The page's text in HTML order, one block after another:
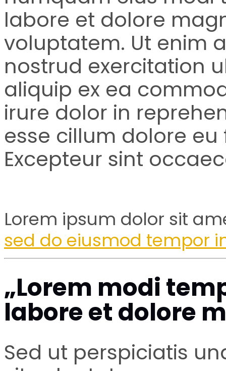
labore et dolore
voluptatem. Ut enim
nostrud exercitation
aliquip ex ea
irure dolor in
esse cillum dolore
Excepteur sint
Lorem ipsum dolor sit
sed do eiusmod tempor
„Lorem modi
labore et dolore
Sed ut perspiciatis